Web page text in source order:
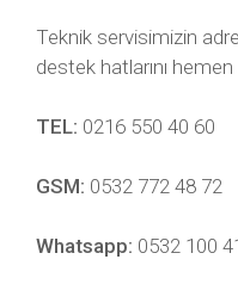
Teknik servisimizin
destek hatlarını
TEL: 0216 550 40 60
GSM: 0532 772 48 72
Whatsapp: 0532 100